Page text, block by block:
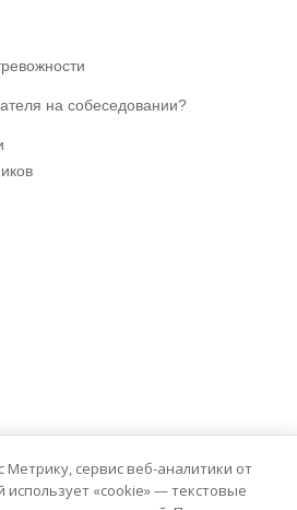
на собеседовании?
Метрику, сервис веб-аналитики от
«cookie» — текстовые